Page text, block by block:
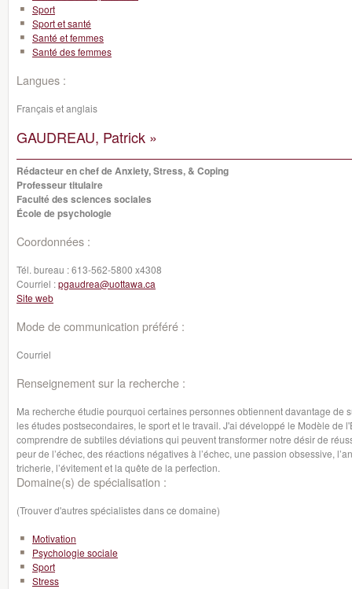
Sport
Sport et santé
Santé et femmes
Santé des femmes
Langues :
Français et anglais
GAUDREAU, Patrick »
Rédacteur en chef de Anxiety, Stress, & Coping
Professeur titulaire
Faculté des sciences sociales
École de psychologie
Coordonnées :
Tél. bureau :613-562-5800 x4308
Courriel :pgaudrea@uottawa.ca
Site web
Mode de communication préféré :
Courriel
Renseignement sur la recherche :
Ma recherche étudie pourquoi certaines personnes obtiennent davantage de
les études postsecondaires, le sport et le travail. J'ai développé le Modèle de
comprendre de subtiles déviations qui peuvent transformer notre désir de
peur de l’échec, des réactions négatives à l’échec, une passion obsessive,
tricherie, l’évitement et la quête de la perfection.
Domaine(s) de spécialisation :
(Trouver d'autres spécialistes dans ce domaine)
Motivation
Psychologie sociale
Sport
Stress